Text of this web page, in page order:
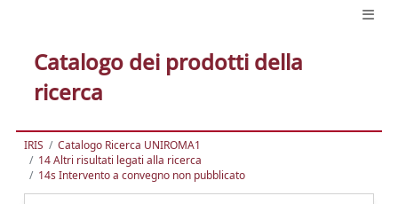
Catalogo dei prodotti della
ricerca
IRIS
Catalogo Ricerca UNIROMA1
14 Altri risultati legati alla ricerca
14s Intervento a convegno non pubblicato